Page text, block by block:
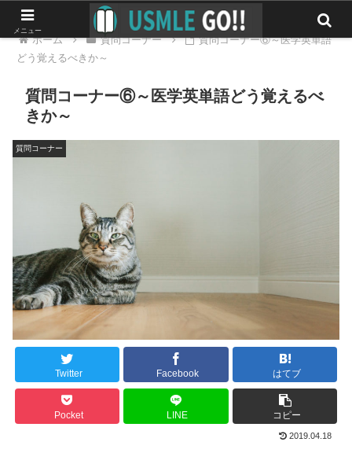
ホーム 質問コーナー
質問コーナー⑥～医学英単語
どう覚えるべきか～
質問コーナー⑥～医学英単語どう覚えるべ
きか～
質問コーナー
Twitter Facebook はてブ
Pocket LINE コピー
2019.04.18
メニュー